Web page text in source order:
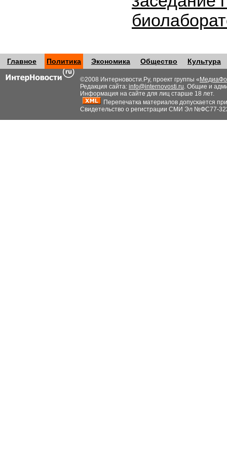
Главное Политика Экономика Общество Культура
©2008 Интерновости.Ру, проект группы «
Редакция сайта: info@internovosti.ru. Общие и
Информация на сайте для лиц старше 18 лет.
Перепечатка материалов допускается
Свидетельство о регистрации СМИ Эл №ФС77-